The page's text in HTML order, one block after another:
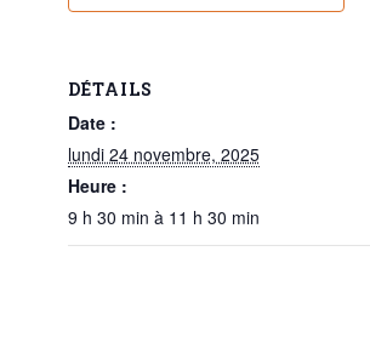
DÉTAILS
Date :
lundi 24 novembre, 2025
Heure :
9 h 30 min à 11 h 30 min